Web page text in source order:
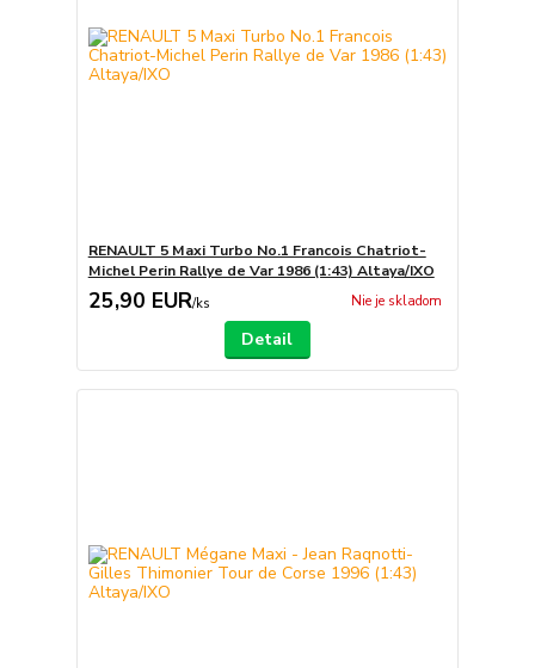
RENAULT 5 Maxi Turbo No.1 Francois Chatriot-
Michel Perin Rallye de Var 1986 (1:43) Altaya/IXO
25,90 EUR/ks Nie je skladom
Detail